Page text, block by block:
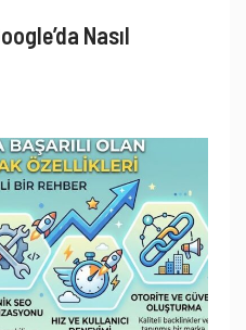
Nasıl